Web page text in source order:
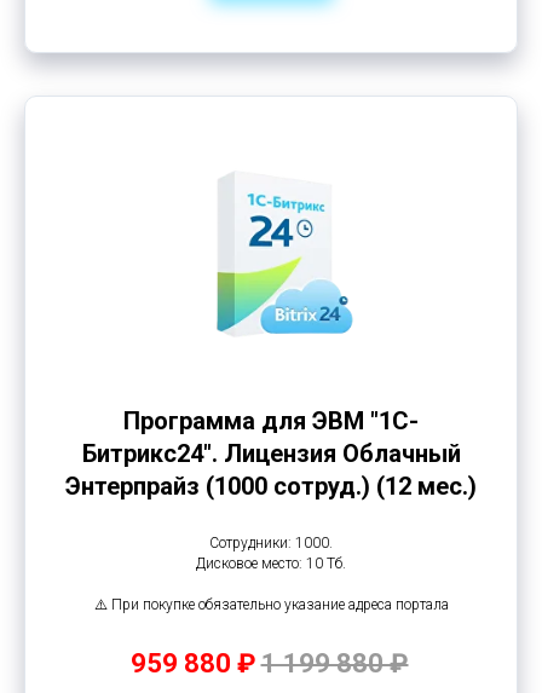
Программа для ЭВМ "1С-
Битрикс24". Лицензия Облачный
Энтерпрайз (1000 сотруд.) (12 мес.)
Сотрудники: 1000.
Дисковое место: 10 Тб.
⚠️ При покупке обязательно указание адреса портала
959 880 ₽1 199 880 ₽